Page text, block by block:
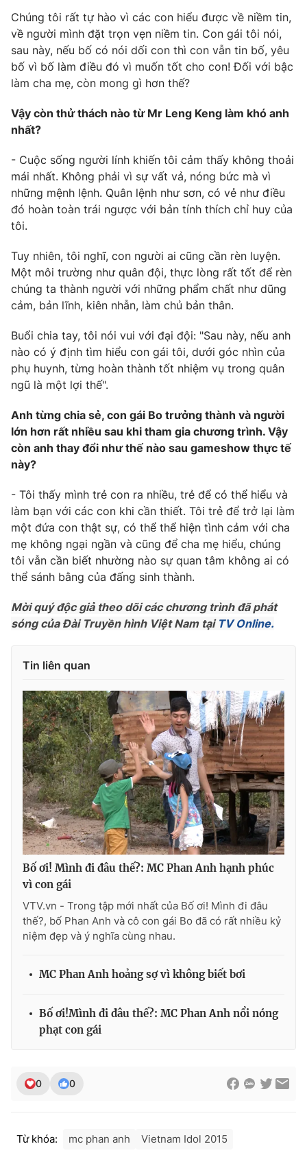
Chúng tôi rất tự hào vì các con hiểu được về niềm tin,
về người mình đặt trọn vẹn niềm tin. Con gái tôi nói,
sau này, nếu bố có nói dối con thì con vẫn tin bố, yêu
bố vì bố làm điều đó vì muốn tốt cho con! Đối với bậc
làm cha mẹ, còn mong gì hơn thế?
Vậy còn thử thách nào từ Mr Leng Keng làm khó anh
nhất?
- Cuộc sống người lính khiến tôi cảm thấy không thoải
mái nhất. Không phải vì sự vất vả, nóng bức mà vì
những mệnh lệnh. Quân lệnh như sơn, có vẻ như điều
đó hoàn toàn trái ngược với bản tính thích chỉ huy của
tôi.
Tuy nhiên, tôi nghĩ, con người ai cũng cần rèn luyện.
Một môi trường như quân đội, thực lòng rất tốt để rèn
chúng ta thành người với những phẩm chất như dũng
cảm, bản lĩnh, kiên nhẫn, làm chủ bản thân.
Buổi chia tay, tôi nói vui với đại đội: "Sau này, nếu anh
nào có ý định tìm hiểu con gái tôi, dưới góc nhìn của
phụ huynh, từng hoàn thành tốt nhiệm vụ trong quân
ngũ là một lợi thế".
Anh từng chia sẻ, con gái Bo trưởng thành và người
lớn hơn rất nhiều sau khi tham gia chương trình. Vậy
còn anh thay đổi như thế nào sau gameshow thực tế
này?
- Tôi thấy mình trẻ con ra nhiều, trẻ để có thể hiểu và
làm bạn với các con khi cần thiết. Tôi trẻ để trở lại làm
một đứa con thật sự, có thể thể hiện tình cảm với cha
mẹ không ngại ngần và cũng để cha mẹ hiểu, chúng
tôi vẫn cần biết nhường nào sự quan tâm không ai có
thể sánh bằng của đấng sinh thành.
Mời quý độc giả theo dõi các chương trình đã phát
sóng của Đài Truyền hình Việt Nam tạiTV Online.
Tin liên quan
Bố ơi! Mình đi đâu thế?: MC Phan Anh hạnh phúc
vì con gái
VTV.vn - Trong tập mới nhất của Bố ơi! Mình đi đâu
thế?, bố Phan Anh và cô con gái Bo đã có rất nhiều kỷ
niệm đẹp và ý nghĩa cùng nhau.
MC Phan Anh hoảng sợ vì không biết bơi
Bố ơi!Mình đi đâu thế?: MC Phan Anh nổi nóng
phạt con gái
0 0
Từ khóa: mc phan anh Vietnam Idol 2015